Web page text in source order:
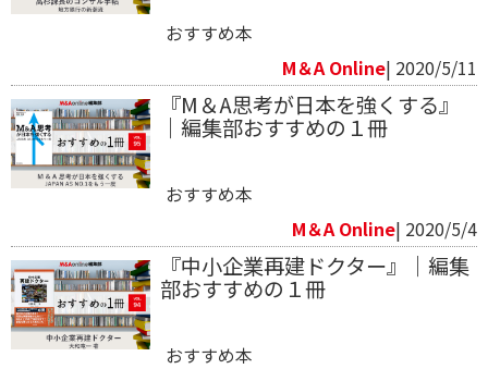
おすすめ本
M＆A Online| 2020/5/11
『M＆A思考が日本を強くする』
｜編集部おすすめの１冊
おすすめ本
M＆A Online| 2020/5/4
『中小企業再建ドクター』｜編集
部おすすめの１冊
おすすめ本